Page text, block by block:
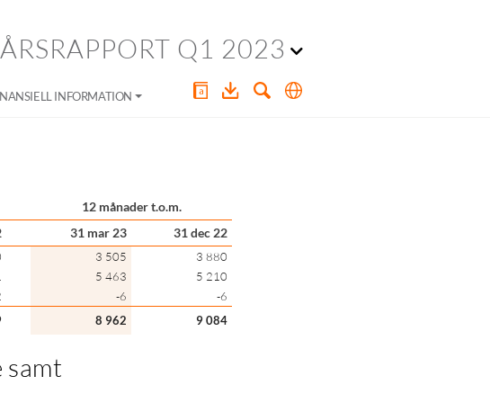
Q1 2023
INFORMATION
12 månader t.o.m.
31 mar 23 31 dec 22
3 505
3 880
5 463
5 210
-6
-6
8 962 9 084
samt